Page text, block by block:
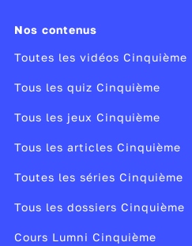
Nos contenus
Toutes les vidéos Cinquième
Tous les quiz Cinquième
Tous les jeux Cinquième
Tous les articles Cinquième
Toutes les séries Cinquième
Tous les dossiers Cinquième
Cours Lumni Cinquième